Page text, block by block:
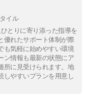
イル
とりに寄り添った指導を
優れたサポート体制が際
も気軽に始めやすい環境
ン情報も最新の状態にア
所に見受けられます。地
しやすいプランを用意し